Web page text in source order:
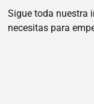
Sigue toda nuestra
necesitas para